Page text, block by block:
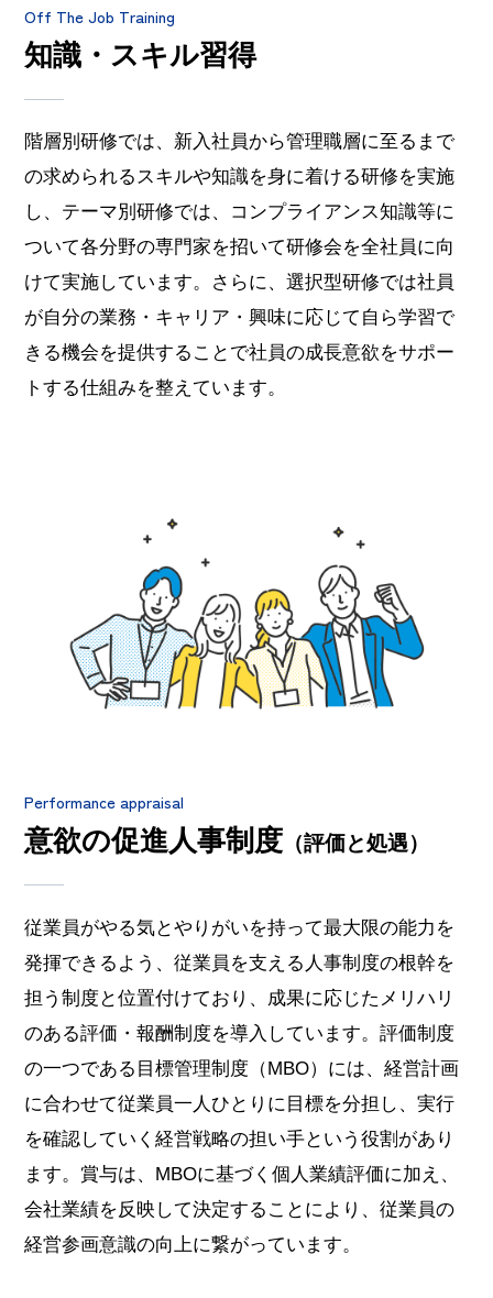
Off The Job Training
知識・スキル習得
階層別研修では、新入社員から管理職層に至るまで
の求められるスキルや知識を身に着ける研修を実施
し、テーマ別研修では、コンプライアンス知識等に
ついて各分野の専門家を招いて研修会を全社員に向
けて実施しています。さらに、選択型研修では社員
が自分の業務・キャリア・興味に応じて自ら学習で
きる機会を提供することで社員の成長意欲をサポー
トする仕組みを整えています。
Performance appraisal
意欲の促進人事制度 （評価と処遇）
従業員がやる気とやりがいを持って最大限の能力を
発揮できるよう、従業員を支える人事制度の根幹を
担う制度と位置付けており、成果に応じたメリハリ
のある評価・報酬制度を導入しています。評価制度
の一つである目標管理制度（MBO）には、経営計画
に合わせて従業員一人ひとりに目標を分担し、実行
を確認していく経営戦略の担い手という役割があり
ます。賞与は、MBOに基づく個人業績評価に加え、
会社業績を反映して決定することにより、従業員の
経営参画意識の向上に繋がっています。